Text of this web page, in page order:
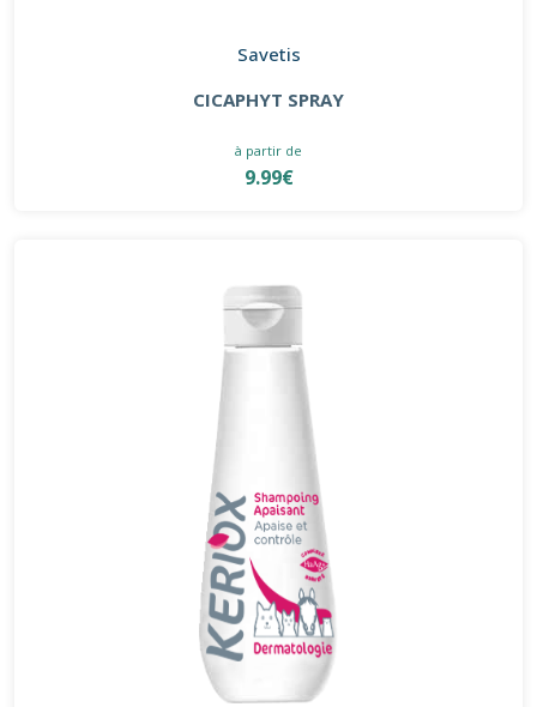
Savetis
CICAPHYT SPRAY
à partir de
9.99€